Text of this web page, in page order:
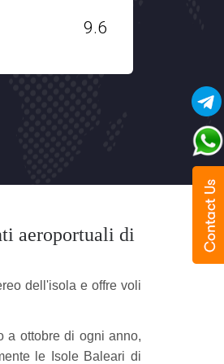
H. STANLEY
Dec 03, 2019
aeroportuali di
dell'isola e offre voli
a ottobre di ogni anno,
le Isole Baleari di